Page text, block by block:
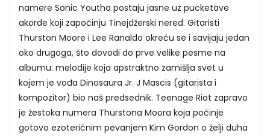
namere Sonic Youtha postaju jasne uz pucketave
akorde koji započinju Tinejdžerski nered. Gitaristi
Thurston Moore i Lee Ranaldo okreću se i savijaju jedan
oko drugoga, što dovodi do prve velike pesme na
albumu: melodije koja apstraktno zamišlja svet u
kojem je vođa Dinosaura Jr. J Mascis (gitarista i
kompozitor) bio naš predsednik. Teenage Riot zapravo
je žestoka numera Thurstona Moora koja počinje
gotovo ezoteričnim pevanjem Kim Gordon o želji duha